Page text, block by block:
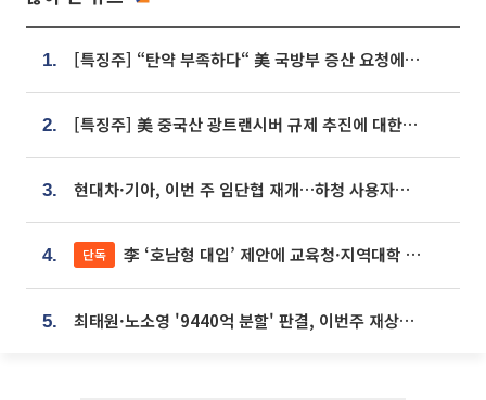
1. [특징주] “탄약 부족하다“ 美 국방부 증산 요청에⋯국내 방산주 급등세
2. [특징주] 美 중국산 광트랜시버 규제 추진에 대한광통신 등 광통신株 강세
3. 현대차·기아, 이번 주 임단협 재개…하청 사용자성 재심도 ‘변수’
4. 단독 李 ‘호남형 대입’ 제안에 교육청·지역대학 서·논술형 입시 연계 '착수'
5. 최태원·노소영 '9440억 분할' 판결, 이번주 재상고 여부 주목